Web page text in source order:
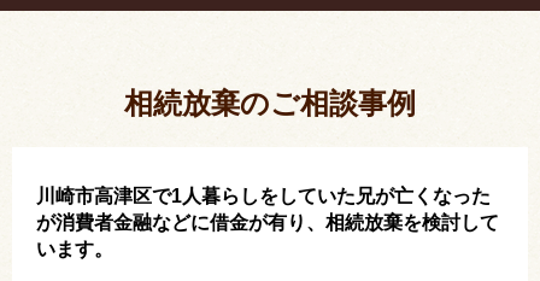
相続放棄のご相談事例
川崎市高津区で1人暮らしをしていた兄が亡くなった
が消費者金融などに借金が有り、相続放棄を検討して
います。